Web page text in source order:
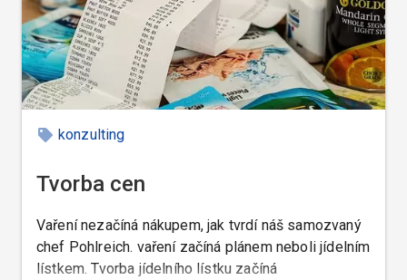
konzulting
Tvorba cen
Vaření nezačíná nákupem, jak tvrdí náš samozvaný
chef Pohlreich. vaření začíná plánem neboli jídelním
lístkem. Tvorba jídelního lístku začíná